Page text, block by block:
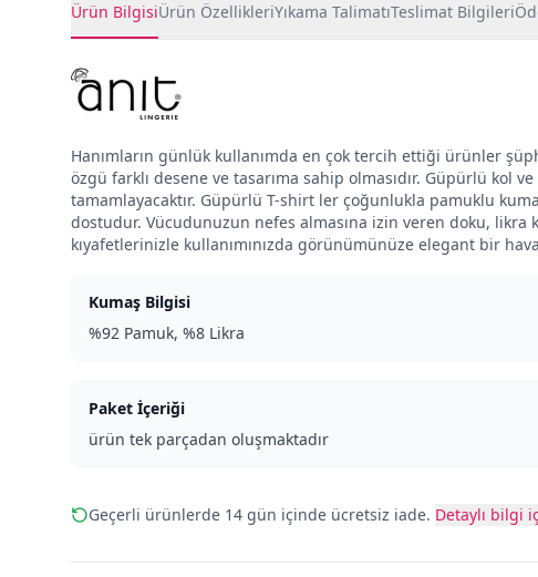
Ürün BilgisiÜrün ÖzellikleriYıkama TalimatıTeslimat Bilgileri
Hanımların günlük kullanımda en çok tercih ettiği ürünler
özgü farklı desene ve tasarıma sahip olmasıdır. Güpürlü kol
tamamlayacaktır. Güpürlü T-shirt ler çoğunlukla pamuklu
dostudur. Vücudunuzun nefes almasına izin veren doku, likra
kıyafetlerinizle kullanımınızda görünümünüze elegant bir
Kumaş Bilgisi
%92 Pamuk, %8 Likra
Paket İçeriği
ürün tek parçadan oluşmaktadır
Geçerli ürünlerde 14 gün içinde ücretsiz iade. Detaylı bilgi